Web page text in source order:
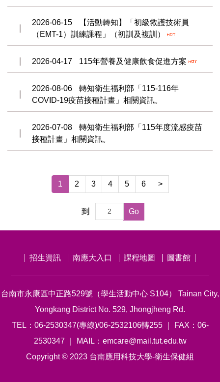
2026-06-15
【活動轉知】「初級救護技術員
（EMT-1）訓練課程」（初訓及複訓）
2026-04-17 115年營養及健康飲食促進方案
2026-08-06
轉知衛生福利部「115-116年
COVID-19疫苗接種計畫」相關資訊。
2026-07-08
轉知衛生福利部「115年度流感疫苗
接種計畫」相關資訊。
1 2 3 4 5 6 >
到 Go
招生資訊 南應大入口 課程地圖 圖書館
台南市永康區中正路529號（學生活動中心 S104） Tainan City,
Yongkang District No. 529, Jhongjheng Rd.
TEL：06-2530347(專線)/06-2532106轉255 ｜ FAX：06-
2530347 ｜ MAIL：emcare@mail.tut.edu.tw
Copyright © 2023 台南應用科技大學-衛生保健組